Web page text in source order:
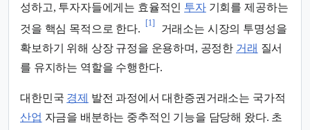
성하고, 투자자들에게는 효율적인 투자기회를 제공하는
것을 핵심 목적으로 한다.
[1]
거래소는 시장의 투명성을
확보하기 위해 상장 규정을 운용하며, 공정한 거래 질서
를 유지하는 역할을 수행한다.
대한민국 경제 발전 과정에서 대한증권거래소는 국가적
산업 자금을 배분하는 중추적인 기능을 담당해 왔다. 초